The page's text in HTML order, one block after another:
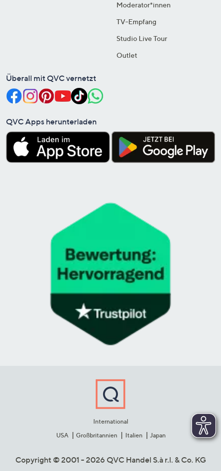
Moderator*innen
TV-Empfang
Studio Live Tour
Outlet
Überall mit QVC vernetzt
QVC Apps herunterladen
International
USA
Großbritannien Italien Japan
Copyright © 2001 - 2026 QVC Handel S.à r.l. & Co. KG